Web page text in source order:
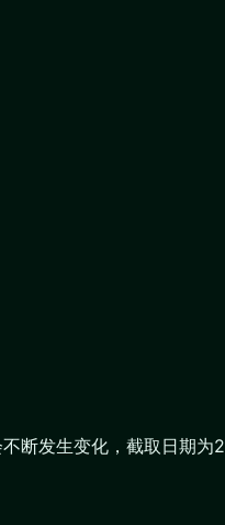
断发生变化，截取日期